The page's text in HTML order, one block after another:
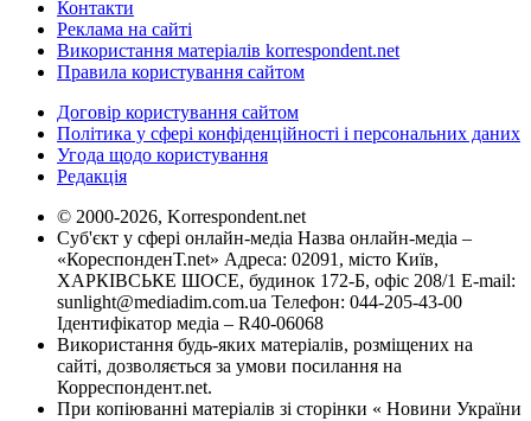
Контакти
Реклама на сайті
Використання матеріалів korrespondent.net
Правила користування сайтом
Договір користування сайтом
Політика у сфері конфіденційності і персональних даних
Угода щодо користування
Редакція
© 2000-2026, Korrespondent.net
Суб'єкт у сфері онлайн-медіа Назва онлайн-медіа –
«КореспонденТ.net» Адреса: 02091, місто Київ,
ХАРКІВСЬКЕ ШОСЕ, будинок 172-Б, офіс 208/1 E-mail:
sunlight@mediadim.com.ua Телефон: 044-205-43-00
Ідентифікатор медіа – R40-06068
Використання будь-яких матеріалів, розміщених на
сайті, дозволяється за умови посилання на
Корреспондент.net.
При копіюванні матеріалів зі сторінки « Новини України